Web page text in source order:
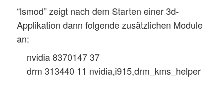
“lsmod” zeigt nach dem Starten einer 3d-
Applikation dann folgende zusätzlichen Module
an:
nvidia 8370147 37
drm 313440 11 nvidia,i915,drm_kms_helper